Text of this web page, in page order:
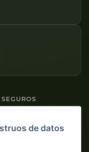
de datos